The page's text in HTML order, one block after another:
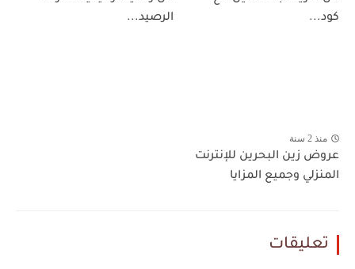
كود...
الرصيد...
منذ 2 سنة
عروض زين البحرين للإنترنت
المنزلي وجميع المزايا
تعليقات